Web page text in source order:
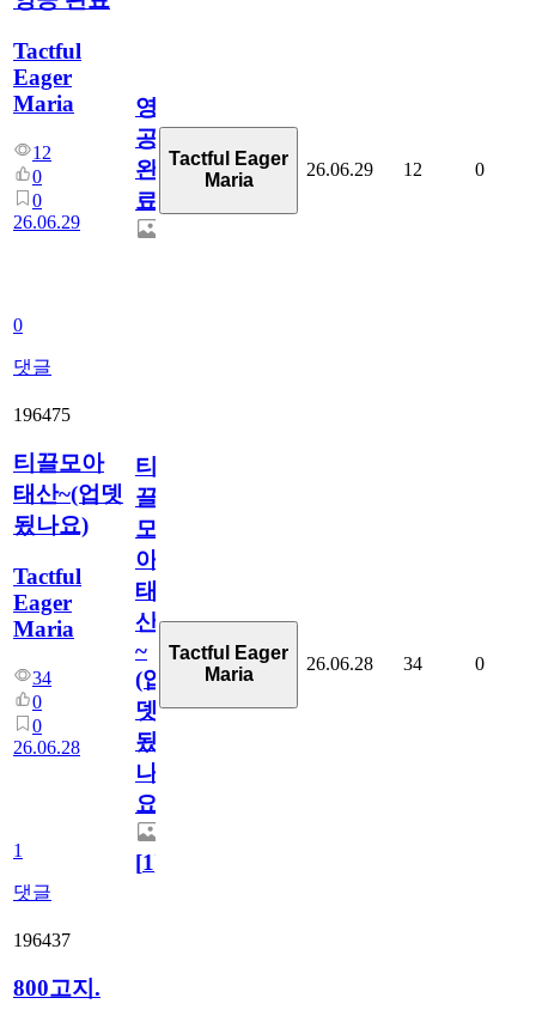
Tactful
Eager
Maria
12
0
0
26.06.29
0
댓글
영
공
완
료
Tactful Eager
Maria
26.06.29 12 0
196475
티끌모아
태산~(업뎃
됬나요)
Tactful
Eager
Maria
34
0
0
26.06.28
1
댓글
티
끌
모
아
태
산
~
(업
뎃
됬
나
요)
[1]
Tactful Eager
Maria
26.06.28 34 0
196437
800고지.